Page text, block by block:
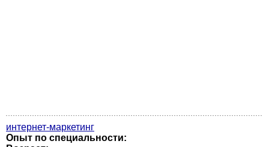
интернет-маркетинг
Опыт по специальности: